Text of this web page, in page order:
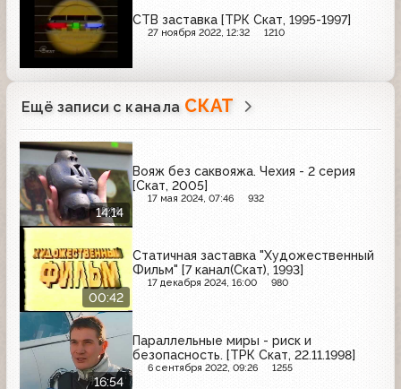
СТВ заставка [ТРК Скат, 1995-1997]
27 ноября 2022, 12:32 1210
Ещё записи с канала СКАТ
14:14
Вояж без саквояжа. Чехия - 2 серия
[Скат, 2005]
17 мая 2024, 07:46 932
00:42
Статичная заставка "Художественный
Фильм" [7 канал(Скат), 1993]
17 декабря 2024, 16:00 980
16:54
Параллельные миры - риск и
безопасность. [ТРК Скат, 22.11.1998]
6 сентября 2022, 09:26 1255